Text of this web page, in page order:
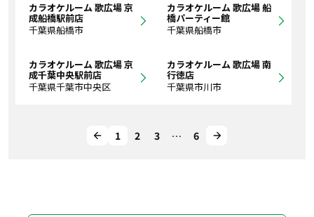
カラオケルーム 歌広場 京
成船橋駅前店
千葉県船橋市
カラオケルーム 歌広場 船
橋パーティー館
千葉県船橋市
カラオケルーム 歌広場 京
成千葉中央駅前店
千葉県千葉市中央区
カラオケルーム 歌広場 南
行徳店
千葉県市川市
1 2 3 … 6